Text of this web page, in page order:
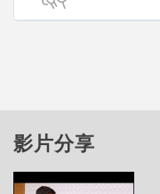
影片分享